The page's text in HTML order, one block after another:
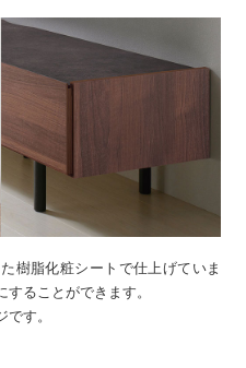
樹脂化粧シートで仕上げていま
ることができます。
す。